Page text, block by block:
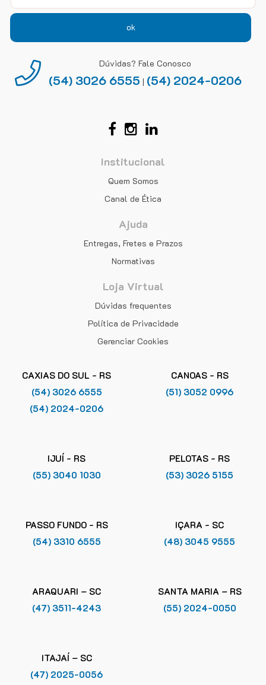
ok
Dúvidas? Fale Conosco
(54) 3026 6555 | (54) 2024-0206
Institucional
Quem Somos
Canal de Ética
Ajuda
Entregas, Fretes e Prazos
Normativas
Loja Virtual
Dúvidas frequentes
Política de Privacidade
Gerenciar Cookies
CAXIAS DO SUL - RS
(54) 3026 6555
(54) 2024-0206
CANOAS - RS
(51) 3052 0996
IJUÍ - RS
(55) 3040 1030
PELOTAS - RS
(53) 3026 5155
PASSO FUNDO - RS
(54) 3310 6555
IÇARA - SC
(48) 3045 9555
ARAQUARI – SC
(47) 3511-4243
SANTA MARIA – RS
(55) 2024-0050
ITAJAÍ – SC
(47) 2025-0056